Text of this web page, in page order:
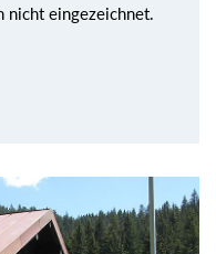
nicht eingezeichnet.